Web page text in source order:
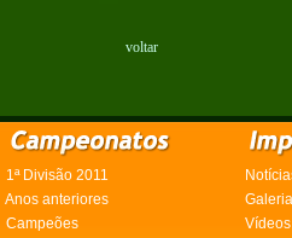
voltar
1ª Divisão 2011
Anos anteriores
Campeões
Vídeos